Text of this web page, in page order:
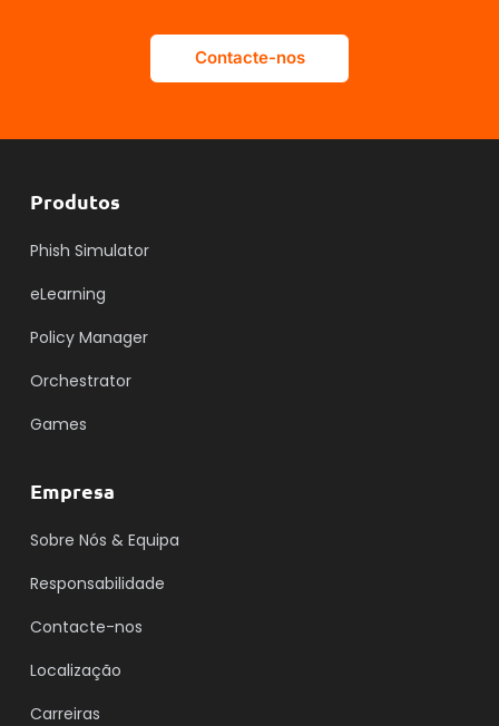
Contacte-nos
Produtos
Phish Simulator
eLearning
Policy Manager
Orchestrator
Games
Empresa
Sobre Nós & Equipa
Responsabilidade
Contacte-nos
Localização
Carreiras